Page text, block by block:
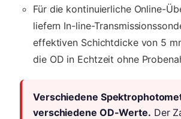
Für die kontinuierliche Online-
liefern In-line-
effektiven Schichtdicke von 5
die OD in Echtzeit ohne
Verschiedene
verschiedene OD-Werte. Der